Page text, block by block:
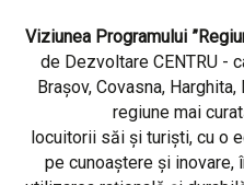
Viziunea Programului
de Dezvoltare CENTRU -
Brașov, Covasna,
regiune mai
locuitorii săi și turiști, cu o
pe cunoaștere și inovare,